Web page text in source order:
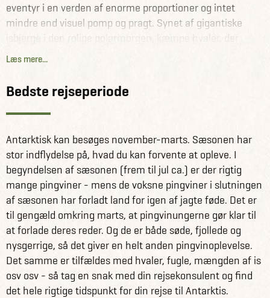
eventyr i en verden af enorme proportioner og intet
mindre end visuel pomp og pragt. Synet af gigantiske
isbjerge i den rolige polarmorgen, kæmpe hvaler, der
lydløst glider forbi i vandet og ynglepladser med tusindvis
mennesker i verden kan prale med. Vi overdriver ikke når
vi siger, at denne 11-dages ekspedition til de sydlige
Shetlandsøer og den antarktiske halvø har potentiale til
Dette rejseforslag foregår med skibet MS Ekspedition. Der
er plads til 134 passagerer ombord, og skibet er et af de
mest veludstyrede, som sejler på Antarktis.
Som noget ganske særligt har dette skib et såkaldt "mud-
room", hvor alt det våde og beskidte tøj hænges til tørre
efter endt landgang. Det betyder, at din kahyt altid er ren
- og dit tøj og dine støvler altid er tørre, næste gang du
skal bruge dem.
Læs mere...
Bedste rejseperiode
Antarktisk kan besøges november-marts. Sæsonen har
stor indflydelse på, hvad du kan forvente at opleve. I
begyndelsen af sæsonen (frem til jul ca.) er der rigtig
mange pingviner - mens de voksne pingviner i slutningen
af sæsonen har forladt land for igen af jagte føde. Det er
til gengæld omkring marts, at pingvinungerne gør klar til
at forlade deres reder. Og de er både søde, fjollede og
nysgerrige, så det giver en helt anden pingvinoplevelse.
Det samme er tilfældes med hvaler, fugle, mængden af is
osv osv - så tag en snak med din rejsekonsulent og find
det hele rigtige tidspunkt for din rejse til Antarktis.